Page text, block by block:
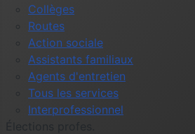
Collèges
Routes
Action sociale
Assistants familiaux
Agents d'entretien
Tous les services
Interprofessionnel
Élections profes.